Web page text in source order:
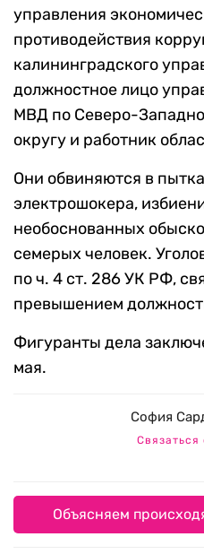
управления
противодействия
калининградского
должностное лицо
МВД по Северо-
округу и работник
Они обвиняются в
электрошокера,
необоснованных
семерых человек.
по ч. 4 ст. 286 УК РФ,
превышением
Фигуранты дела
мая.
София
Связаться
Объясняем